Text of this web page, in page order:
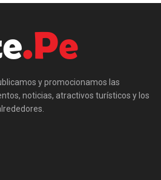
y promocionamos las
noticias, atractivos turísticos y los